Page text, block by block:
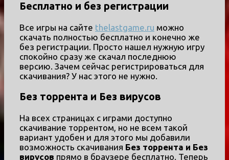
Бесплатно и без регистрации
Все игры на сайте thelastgame.ru можно
скачать полностью бесплатно и конечно же
без регистрации. Просто нашел нужную игру
спокойно сразу же скачал последнюю
версию. Зачем сейчас регистрироваться для
скачивания? У нас этого не нужно.
Без торрента и Без вирусов
На всех страницах с играми доступно
скачивание торрентом, но не всем такой
вариант удобен и для этого мы добавили
возможность скачивания Без торрента и Без
вирусов прямо в браузере бесплатно. Теперь